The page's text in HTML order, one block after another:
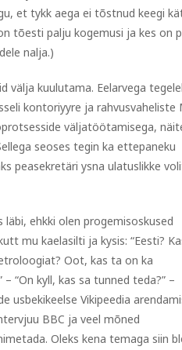
et tykk aega ei tõstnud keegi
tõesti palju kogemusi ja kes on
nalja.)
välja kuulutama. Eelarvega
kontoriyyre ja rahvusvaheliste
väljatöötamisega,
seoses tegin ka ettepaneku
peasekretäri ysna ulatuslikke
ehkki olen progemisoskused
mu kaelasilti ja kysis: “Eesti?
Oot, kas ta on ka
“On kyll, kas sa tunned teda?” –
usbekikeelse Vikipeedia
BBC ja veel mõned
Oleks kena temaga siin